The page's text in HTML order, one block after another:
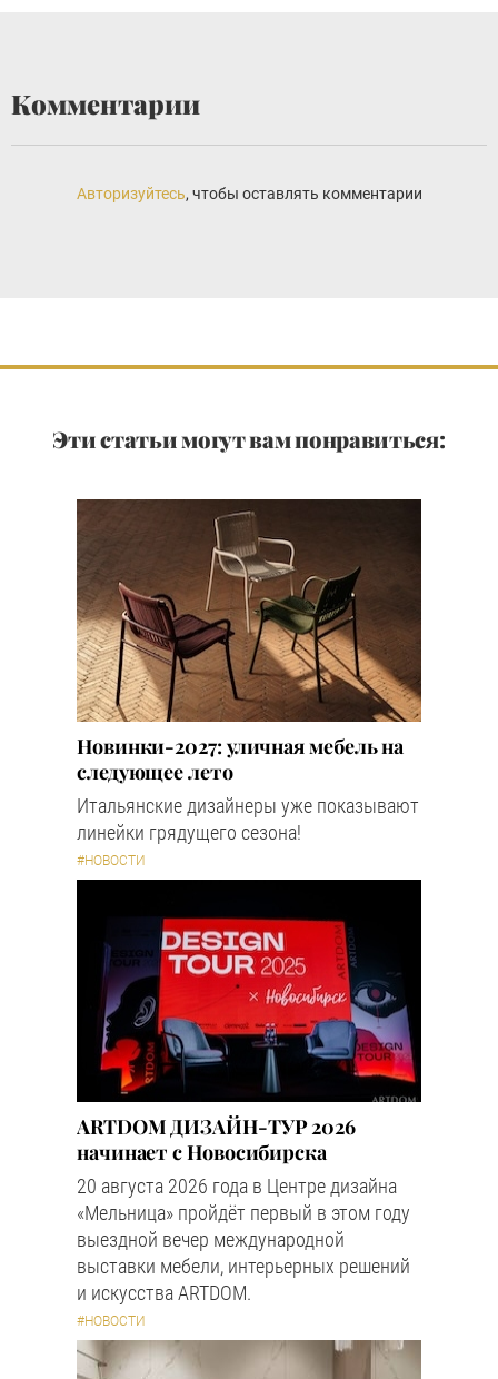
Комментарии
Авторизуйтесь, чтобы оставлять комментарии
Эти статьи могут вам понравиться:
Новинки-2027: уличная мебель на
следующее лето
Итальянские дизайнеры уже показывают
линейки грядущего сезона!
#НОВОСТИ
ARTDOM ДИЗАЙН-ТУР 2026
начинает с Новосибирска
20 августа 2026 года в Центре дизайна
«Мельница» пройдёт первый в этом году
выездной вечер международной
выставки мебели, интерьерных решений
и искусства ARTDOM.
#НОВОСТИ